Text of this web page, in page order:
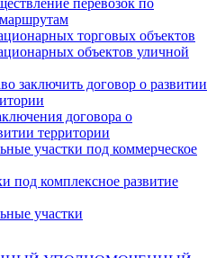
перевозок по
торговых объектов
объектов уличной
заключить договор о развитии
договора о
территории
участки под коммерческое
под комплексное развитие
участки